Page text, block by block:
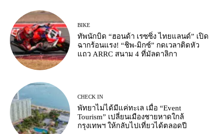
BIKE
ทัพนักบิด “ฮอนด้า เรซซิ่ง ไทยแลนด์” เปิด
ฉากร้อนแรง! “ชิพ-มิกซ์” กดเวลาติดหัว
แถว ARRC สนาม 4 ที่มัลดาลิกา
CHECK IN
พัทยาไม่ได้มีแค่ทะเล เมื่อ “Event
Tourism” เปลี่ยนเมืองชายหาดใกล้
กรุงเทพฯ ให้กลับไปเที่ยวได้ตลอดปี